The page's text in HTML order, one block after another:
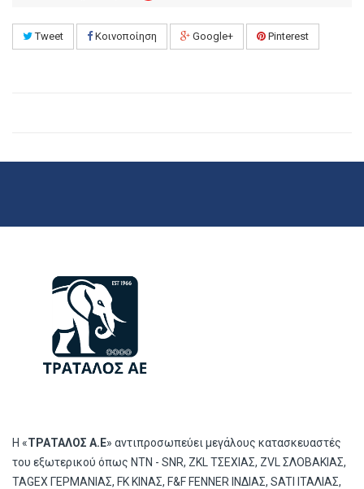
Tweet Κοινοποίηση Google+ Pinterest
Η «ΤΡΑΤΑΛΟΣ Α.Ε» αντιπροσωπεύει μεγάλους κατασκευαστές
του εξωτερικού όπως ΝΤΝ - SNR, ZKL ΤΣΕΧΙΑΣ, ZVL ΣΛΟΒΑΚΙΑΣ,
TAGEX ΓΕΡΜΑΝΙΑΣ, FK ΚΙΝΑΣ, F&F FENNER ΙΝΔΙΑΣ, SATI ΙΤΑΛΙΑΣ,